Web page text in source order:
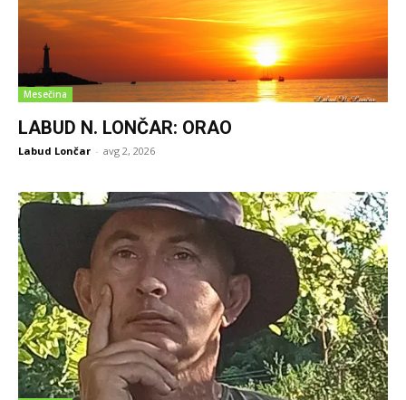
Mesečina
LABUD N. LONČAR: ORAO
Labud Lončar - avg 2, 2026